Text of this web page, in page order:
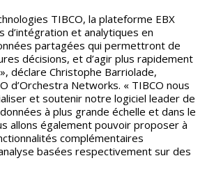
TIBCO, la plateforme EBX
d’intégration et analytiques en
partagées qui permettront de
décisions, et d’agir plus rapidement
déclare Christophe Barriolade,
d’Orchestra Networks. « TIBCO nous
et soutenir notre logiciel leader de
à plus grande échelle et dans le
allons également pouvoir proposer à
complémentaires
basées respectivement sur des